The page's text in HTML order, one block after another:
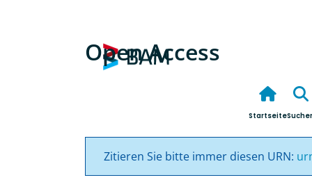
Open Access
Startseite
Zitieren Sie bitte immer diesen URN: